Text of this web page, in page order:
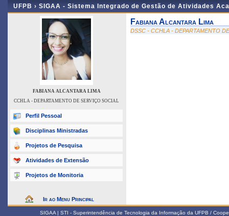
UFPB › SIGAA - Sistema Integrado de Gestão de Atividades
FABIANA ALCANTARA LIMA
CCHLA - DEPARTAMENTO DE SERVIÇO SOCIAL
Perfil Pessoal
Disciplinas Ministradas
Projetos de Pesquisa
Atividades de Extensão
Projetos de Monitoria
Ir ao Menu Principal
Fabiana Alcantara Lima
DSSC - CCHLA - DEPARTAMENTO
SIGAA | STI - Superintendência de Tecnologia da Informação da UFPB /